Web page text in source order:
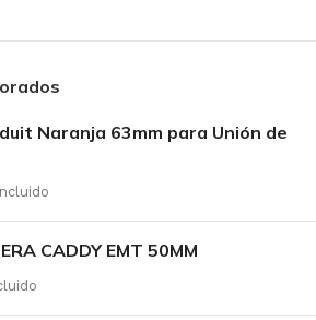
Naranja 63mm para Unión de
CADDY EMT 50MM